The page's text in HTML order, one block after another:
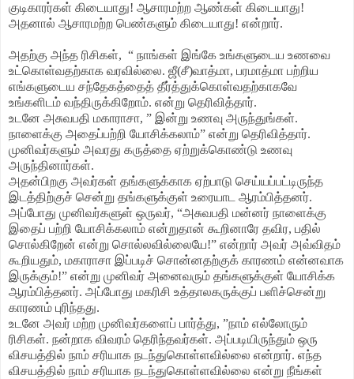
குடிகாரர்கள் கிடையாது! ஆசாரமற்ற ஆண்கள் கிடையாது!
அதனால் ஆசாரமற்ற பெண்களும் கிடையாது! என்றார்.
அதற்கு அந்த ரிசிகள், “ நாங்கள் இங்கே உங்களுடைய உணவை
உட்கொள்வதற்காக வரவில்லை. ஜீ(சீ)வாத்மா, பரமாத்மா பற்றிய
எங்களுடைய சந்தேகத்தைத் தீர்த்துக்கொள்வதற்காகவே
உங்களிடம் வந்திருக்கிறோம். என்று தெரிவித்தார்.
உடனே அசுவபதி மகாராசா, ” இன்று உணவு அருந்துங்கள்.
நாளைக்கு அதைப்பற்றி யோசிக்கலாம்” என்று தெரிவித்தார்.
முனிவர்களும் அவரது கருத்தை ஏற்றுக்கொண்டு உணவு
அருந்தினார்கள்.
அதன்பிறகு அவர்கள் தங்களுக்காக ஏற்பாடு செய்யப்பட்டிருந்த
இடத்திற்குச் சென்று தங்களுக்குள் உரையாட ஆரம்பித்தனர்.
அப்போது முனிவர்களுள் ஒருவர், “அசுவபதி மன்னர் நாளைக்கு
இதைப் பற்றி யோசிக்கலாம் என்றுதான் கூறினாரே தவிர, பதில்
சொல்கிறேன் என்று சொல்லவில்லையே!” என்றார் அவர் அவ்விதம்
கூறியதும், மகாராசா இப்படிச் சொன்னதற்குக் காரணம் என்னவாக
இருக்கும்!” என்று முனிவர் அனைவரும் தங்களுக்குள் யோசிக்க
ஆரம்பித்தனர். அப்போது மகரிசி உத்தாலகருக்குப் பளிச்சென்று
காரணம் புரிந்தது.
உடனே அவர் மற்ற முனிவர்களைப் பார்த்து, ”நாம் எல்லோரும்
ரிசிகள். நன்றாக விவரம் தெரிந்தவர்கள். அப்படியிருந்தும் ஒரு
விசயத்தில் நாம் சரியாக நடந்துகொள்ளவில்லை என்றார். எந்த
விசயத்தில் நாம் சரியாக நடந்துகொள்ளவில்லை என்று நீங்கள்